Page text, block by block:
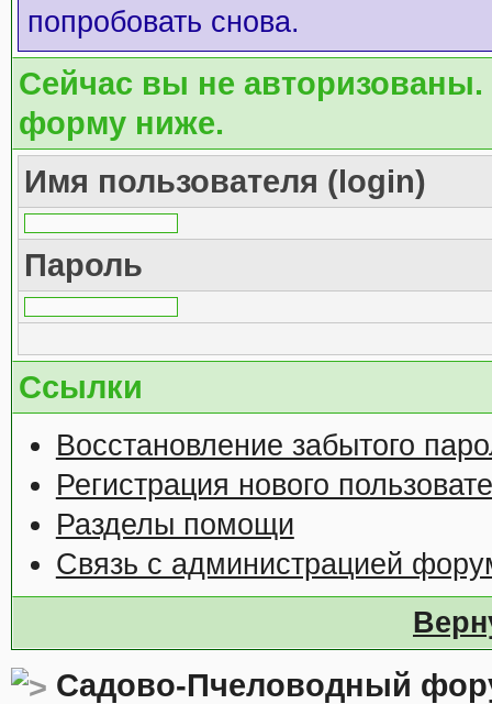
попробовать снова.
Сейчас вы не авторизованы.
форму ниже.
Имя пользователя (login)
Пароль
Ссылки
Восстановление забытого
Регистрация нового
Разделы помощи
Связь с администрацией
Садово-Пчеловодный